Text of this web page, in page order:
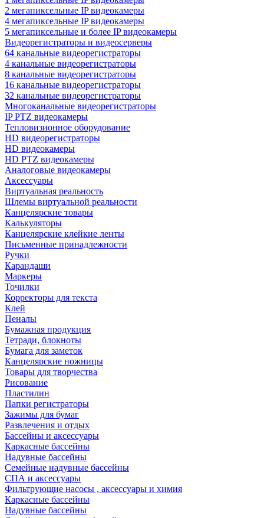
2 мегапиксельные IP видеокамеры
4 мегапиксельные IP видеокамеры
5 мегапиксельные и более IP видеокамеры
Видеорегистраторы и видеосерверы
64 канальные видеорегистраторы
4 канальные видеорегистраторы
8 канальные видеорегистраторы
16 канальные видеорегистраторы
32 канальные видеорегистраторы
Многоканальные видеорегистраторы
IP PTZ видеокамеры
Тепловизионное оборудование
HD видеорегистраторы
HD видеокамеры
HD PTZ видеокамеры
Аналоговые видеокамеры
Аксессуары
Виртуальная реальность
Шлемы виртуальной реальности
Канцелярские товары
Калькуляторы
Канцелярские клейкие ленты
Письменные принадлежности
Ручки
Карандаши
Маркеры
Точилки
Корректоры для текста
Клей
Пеналы
Бумажная продукция
Тетради, блокноты
Бумага для заметок
Канцелярские ножницы
Товары для творчества
Рисование
Пластилин
Папки регистраторы
Зажимы для бумаг
Развлечения и отдых
Бассейны и аксессуары
Каркасные бассейны
Надувные бассейны
Семейные надувные бассейны
СПА и аксессуары
Фильтрующие насосы , аксессуары и химия
Каркасные бассейны
Надувные бассейны